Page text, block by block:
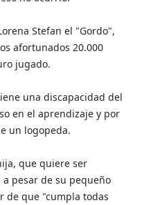
Stefan el "Gordo",
afortunados 20.000
jugado.
una discapacidad del
en el aprendizaje y por
un logopeda.
que quiere ser
pesar de su pequeño
de que "cumpla todas